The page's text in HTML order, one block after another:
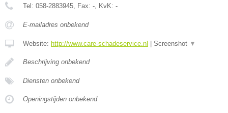
Tel: 058-2883945 , Fax: - , KvK: -
E-mailadres onbekend
Website: http://www.care-schadeservice.nl | Screenshot ▼
Beschrijving onbekend
Diensten onbekend
Openingstijden onbekend